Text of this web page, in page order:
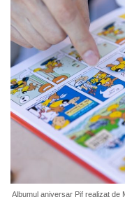
Albumul aniversar Pif realizat de